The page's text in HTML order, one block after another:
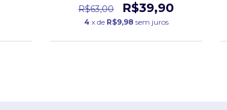
R$63,00 R$39,90
4 x de R$9,98 sem juros